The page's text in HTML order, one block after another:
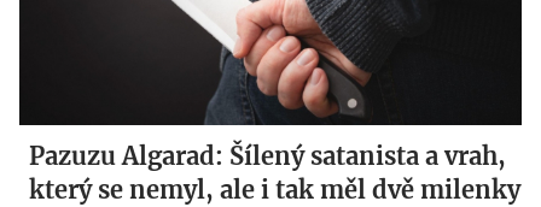
Pazuzu Algarad: Šílený satanista a vrah,
který se nemyl, ale i tak měl dvě milenky